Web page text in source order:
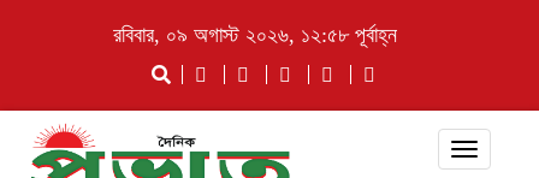
রবিবার, ০৯ অগাস্ট ২০২৬, ১২:৫৮ পূর্বাহ্ন
Toggle